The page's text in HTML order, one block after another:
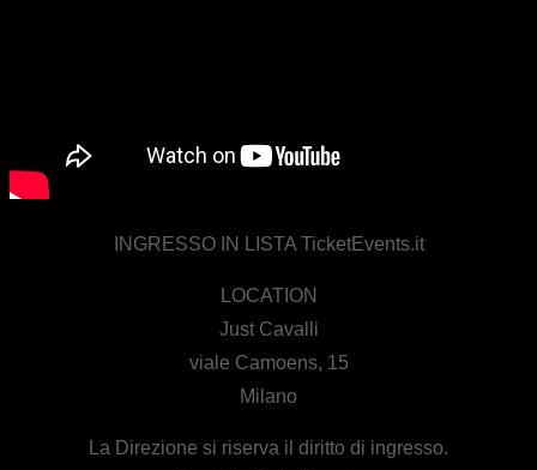
INGRESSO IN LISTA TicketEvents.it
LOCATION
Just Cavalli
viale Camoens, 15
Milano
La Direzione si riserva il diritto di ingresso.